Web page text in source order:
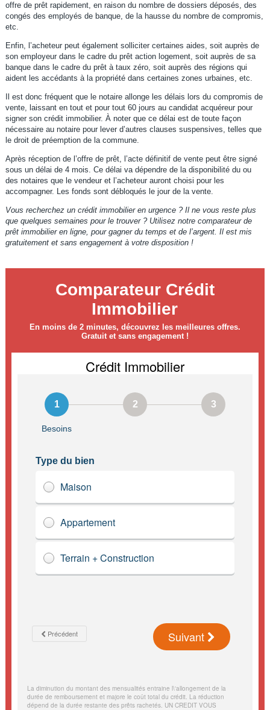
offre de prêt rapidement, en raison du nombre de dossiers déposés, des
congés des employés de banque, de la hausse du nombre de compromis,
etc.
Enfin, l’acheteur peut également solliciter certaines aides, soit auprès de
son employeur dans le cadre du prêt action logement, soit auprès de sa
banque dans le cadre du prêt à taux zéro, soit auprès des régions qui
aident les accédants à la propriété dans certaines zones urbaines, etc.
Il est donc fréquent que le notaire allonge les délais lors du compromis de
vente, laissant en tout et pour tout 60 jours au candidat acquéreur pour
signer son crédit immobilier. À noter que ce délai est de toute façon
nécessaire au notaire pour lever d’autres clauses suspensives, telles que
le droit de préemption de la commune.
Après réception de l’offre de prêt, l’acte définitif de vente peut être signé
sous un délai de 4 mois. Ce délai va dépendre de la disponibilité du ou
des notaires que le vendeur et l’acheteur auront choisi pour les
accompagner. Les fonds sont débloqués le jour de la vente.
Vous recherchez un crédit immobilier en urgence ? Il ne vous reste plus
que quelques semaines pour le trouver ? Utilisez notre comparateur de
prêt immobilier en ligne, pour gagner du temps et de l’argent. Il est mis
gratuitement et sans engagement à votre disposition !
Comparateur Crédit
Immobilier
En moins de 2 minutes, découvrez les meilleures offres.
Gratuit et sans engagement !